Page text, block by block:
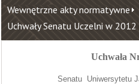
Wewnętrzne akty normatywne
Uchwały Senatu Uczelni w
Uchwała
Senatu Uniwersytetu